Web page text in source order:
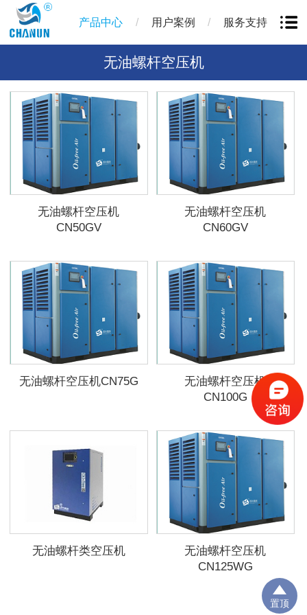
产品中心 / 用户案例 / 服务支持
无油螺杆空压机
无油螺杆空压机
CN50GV
无油螺杆空压机
CN60GV
无油螺杆空压机CN75G
无油螺杆空压机
CN100G
无油螺杆类空压机
无油螺杆空压机
CN125WG
置顶